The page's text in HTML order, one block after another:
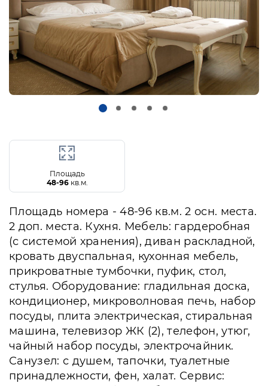
Площадь
48-96кв.м.
Площадь номера - 48-96 кв.м. 2 осн. места.
2 доп. места. Кухня. Мебель: гардеробная
(с системой хранения), диван раскладной,
кровать двуспальная, кухонная мебель,
прикроватные тумбочки, пуфик, стол,
стулья. Оборудование: гладильная доска,
кондиционер, микроволновая печь, набор
посуды, плита электрическая, стиральная
машина, телевизор ЖК (2), телефон, утюг,
чайный набор посуды, электрочайник.
Санузел: с душем, тапочки, туалетные
принадлежности, фен, халат. Сервис: